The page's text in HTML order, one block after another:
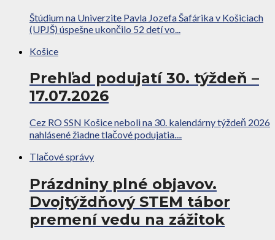
Štúdium na Univerzite Pavla Jozefa Šafárika v Košiciach
(UPJŠ) úspešne ukončilo 52 detí vo...
Košice
Prehľad podujatí 30. týždeň –
17.07.2026
Cez RO SSN Košice neboli na 30. kalendárny týždeň 2026
nahlásené žiadne tlačové podujatia....
Tlačové správy
Prázdniny plné objavov.
Dvojtýždňový STEM tábor
premení vedu na zážitok